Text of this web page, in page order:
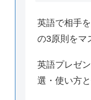
英語で相手
の3原則をマ
英語プレゼ
選・使い方